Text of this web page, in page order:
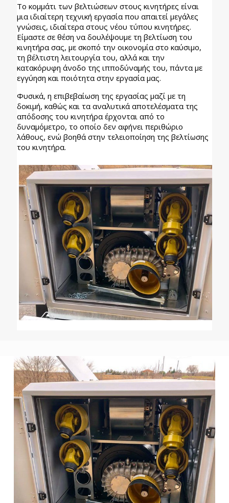
Το κομμάτι των βελτιώσεων στους κινητήρες είναι
μια ιδιαίτερη τεχνική εργασία που απαιτεί μεγάλες
γνώσεις, ιδιαίτερα στους νέου τύπου κινητήρες.
Είμαστε σε θέση να δουλέψουμε τη βελτίωση του
κινητήρα σας, με σκοπό την οικονομία στο καύσιμο,
τη βέλτιστη λειτουργία του, αλλά και την
κατακόρυφη άνοδο της ιπποδύναμής του, πάντα με
εγγύηση και ποιότητα στην εργασία μας.
Φυσικά, η επιβεβαίωση της εργασίας μαζί με τη
δοκιμή, καθώς και τα αναλυτικά αποτελέσματα της
απόδοσης του κινητήρα έρχονται από το
δυναμόμετρο, το οποίο δεν αφήνει περιθώριο
λάθους, ενώ βοηθά στην τελειοποίηση της βελτίωσης
του κινητήρα.